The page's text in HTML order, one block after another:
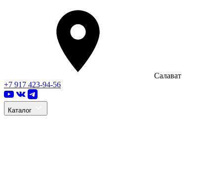
Салават
+7 917 423-94-56
Каталог